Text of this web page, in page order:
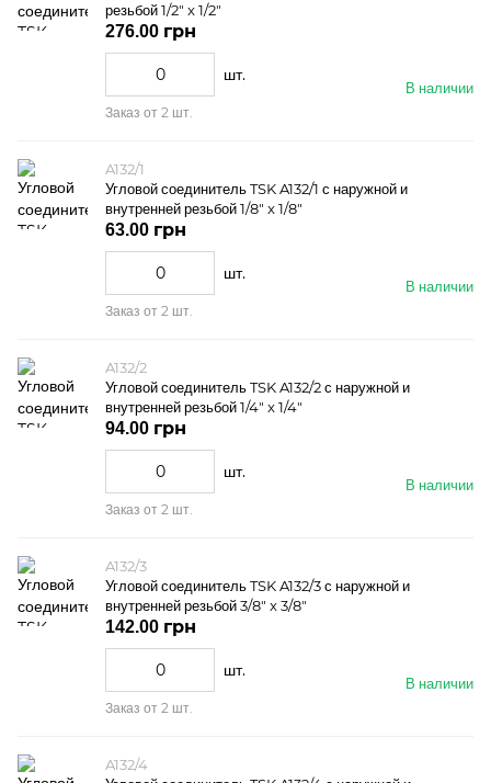
резьбой 1/2" x 1/2"
В наличии
276.00 грн
шт.
Заказ от 2 шт.
A132/1
Угловой соединитель TSK A132/1 с наружной и
внутренней резьбой 1/8" x 1/8"
В наличии
63.00 грн
шт.
Заказ от 2 шт.
A132/2
Угловой соединитель TSK A132/2 с наружной и
внутренней резьбой 1/4" x 1/4"
В наличии
94.00 грн
шт.
Заказ от 2 шт.
A132/3
Угловой соединитель TSK A132/3 с наружной и
внутренней резьбой 3/8" x 3/8"
В наличии
142.00 грн
шт.
Заказ от 2 шт.
A132/4